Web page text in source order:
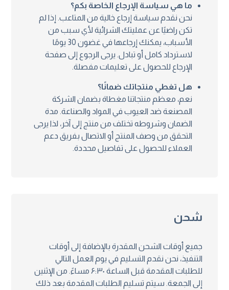
ما هي سياسة الإرجاع الخاصة بكم؟
نحن نقدم سياسة إرجاع خالية من المتاعب. إذا لم
تكن راضيًا عن عمليتك الشرائية لأي سبب من
الأسباب، يمكنك إرجاعها في غضون 30 يومًا
لاسترداد كامل أو تبادل. يرجى الرجوع إلى صفحة
الإرجاع للحصول على تعليمات مفصلة.
هل تغطي منتجاتك ضمانًا؟
نعم، معظم منتجاتنا مغطاة بضمان الشركة
المصنعة ضد العيوب في المواد والصناعة. مدة
الضمان وشروطه تختلف من منتج إلى آخر، لذا يرجى
التحقق من وصف المنتج أو الاتصال بفريق دعم
العملاء للحصول على تفاصيل محددة.
شحن
جميع أوقات الشحن المقدرة بالإضافة إلى أوقات
التنفيذ، نحن نقدم التسليم في يوم العمل التالي
للطلبات المقدمة قبل الساعة ۶:۳۰ مساءً. من الإثنين
إلى الجمعة. سيتم تسليم الطلبات المقدمة بعد ذلك